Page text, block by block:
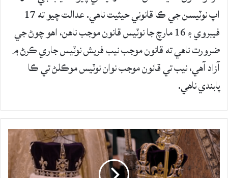
اپ نوٽيسن جي ڪا قانوني حيثيت ناهي. عدالت چيو ته 17
فيبروي ۽ 16 مارچ جا نوٽيس قانون موجب ناهن، اهو چوڻ جي
ضرورت ناهي ته قانون موجب نيب فريش نوٽيس جاري ڪرڻ ۾
آزاد آهي، نيب تي قانون موجب نوان نوٽيس موڪلڻ تي ڪا
پابندي ناهي.